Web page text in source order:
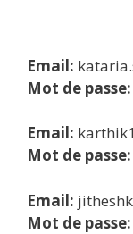
Email:
Mot de passe:
Email:
Mot de passe:
Email:
Mot de passe: